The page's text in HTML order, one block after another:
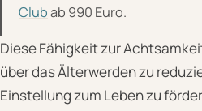
Clubab 990 Euro.
Diese Fähigkeit zur
über das Älterwerden zu
Einstellung zum Leben zu